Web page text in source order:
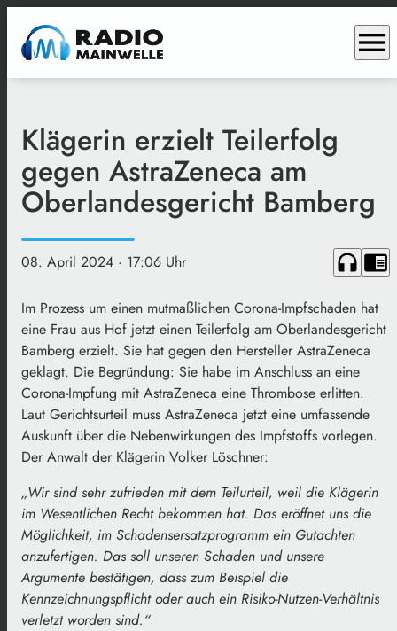
menu
Klägerin erzielt Teilerfolg
gegen AstraZeneca am
Oberlandesgericht Bamberg
08. April 2024 · 17:06 Uhr headphones chrome_reader_mode
Im Prozess um einen mutmaßlichen Corona-Impfschaden hat
eine Frau aus Hof jetzt einen Teilerfolg am Oberlandesgericht
Bamberg erzielt. Sie hat gegen den Hersteller AstraZeneca
geklagt. Die Begründung: Sie habe im Anschluss an eine
Corona-Impfung mit AstraZeneca eine Thrombose erlitten.
Laut Gerichtsurteil muss AstraZeneca jetzt eine umfassende
Auskunft über die Nebenwirkungen des Impfstoffs vorlegen.
Der Anwalt der Klägerin Volker Löschner:
„Wir sind sehr zufrieden mit dem Teilurteil, weil die Klägerin
im Wesentlichen Recht bekommen hat. Das eröffnet uns die
Möglichkeit, im Schadensersatzprogramm ein Gutachten
anzufertigen. Das soll unseren Schaden und unsere
Argumente bestätigen, dass zum Beispiel die
Kennzeichnungspflicht oder auch ein Risiko-Nutzen-Verhältnis
verletzt worden sind.“